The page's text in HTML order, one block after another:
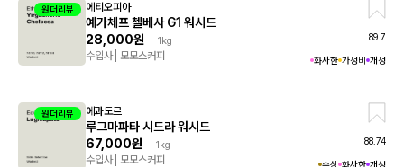
원더리뷰 에티오피아
예가체프 첼베사 G1 워시드
28,000원
1kg
수입사 모모스커피
89.7
화사한 가성비 개성
원더리뷰 에콰도르
루그마파타 시드라 워시드
67,000원
1kg
수입사 모모스커피
88.74
수상 화사한 개성